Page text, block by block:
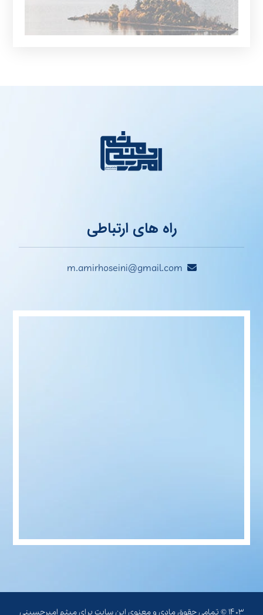
راه های ارتباطی
m.amirhoseini@gmail.com
۱۴۰۳ © تمامی حقوق مادی و معنوی این سایت برای میثم امیرحسینی